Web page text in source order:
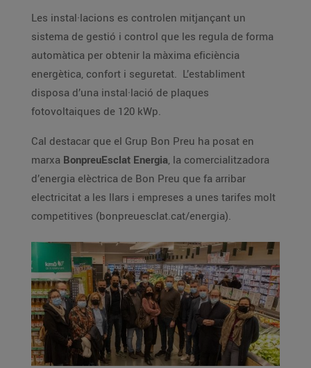
Les instal·lacions es controlen mitjançant un
sistema de gestió i control que les regula de forma
automàtica per obtenir la màxima eficiència
energètica, confort i seguretat. L’establiment
disposa d’una instal·lació de plaques
fotovoltaiques de 120 kWp.
Cal destacar que el Grup Bon Preu ha posat en
marxa BonpreuEsclat Energia, la comercialitzadora
d’energia elèctrica de Bon Preu que fa arribar
electricitat a les llars i empreses a unes tarifes molt
competitives (bonpreuesclat.cat/energia).